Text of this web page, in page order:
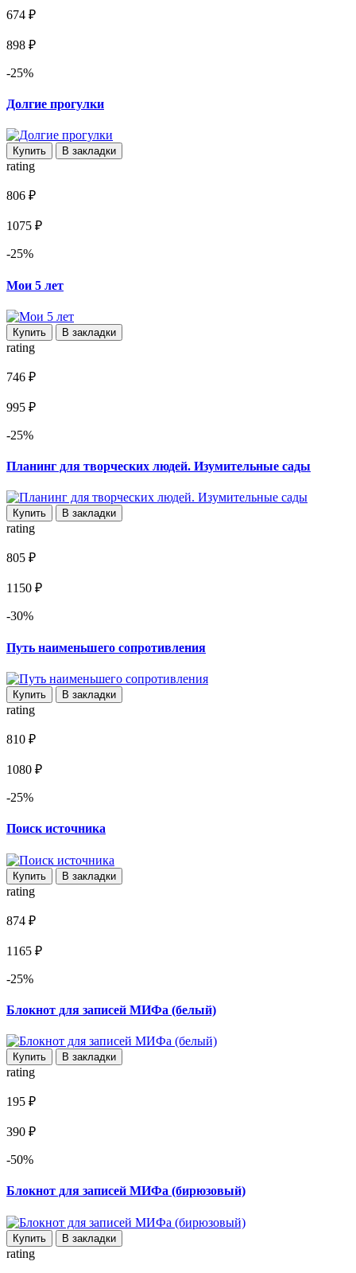
674 ₽
898 ₽
-25%
Долгие прогулки
Купить В закладки
rating
806 ₽
1075 ₽
-25%
Мои 5 лет
Купить В закладки
rating
746 ₽
995 ₽
-25%
Планинг для творческих людей. Изумительные сады
Купить В закладки
rating
805 ₽
1150 ₽
-30%
Путь наименьшего сопротивления
Купить В закладки
rating
810 ₽
1080 ₽
-25%
Поиск источника
Купить В закладки
rating
874 ₽
1165 ₽
-25%
Блокнот для записей МИФа (белый)
Купить В закладки
rating
195 ₽
390 ₽
-50%
Блокнот для записей МИФа (бирюзовый)
Купить В закладки
rating